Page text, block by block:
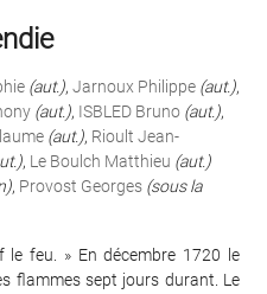
(aut.), Jarnoux Philippe (aut.),
(aut.), ISBLED Bruno (aut.),
(aut.), Rioult Jean-
, Le Boulch Matthieu (aut.)
, Provost Georges (sous la
le feu. » En décembre 1720 le
flammes sept jours durant. Le